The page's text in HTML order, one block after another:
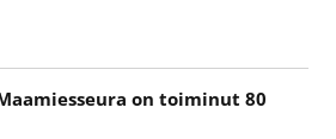
on toiminut 80